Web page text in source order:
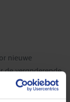
nieuwe
de veranderende
OEM’s kunnen